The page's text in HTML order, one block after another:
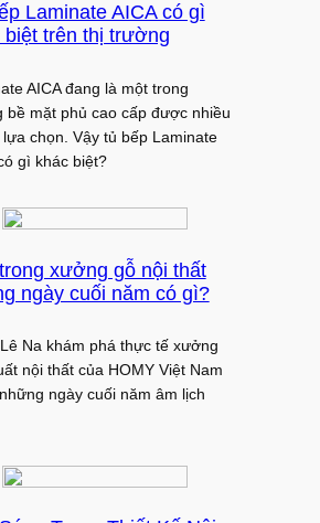
Laminate AICA có gì
biệt trên thị trường
AICA đang là một trong
bề mặt phủ cao cấp được nhiều
chọn. Vậy tủ bếp Laminate
gì khác biệt?
xưởng gỗ nội thất
ngày cuối năm có gì?
Na khám phá thực tế xưởng
nội thất của HOMY Việt Nam
ngày cuối năm âm lịch